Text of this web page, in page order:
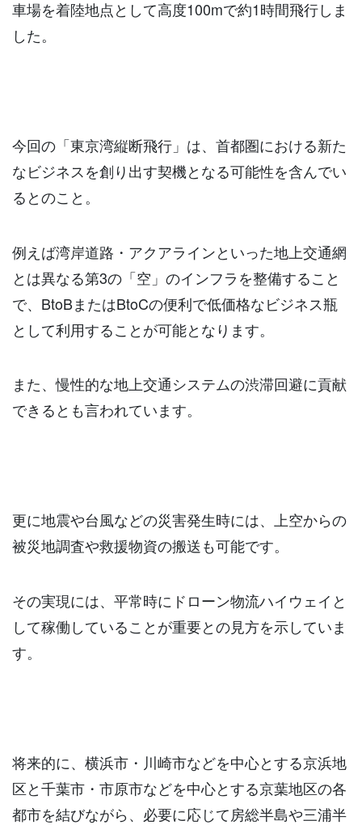
車場を着陸地点として高度100mで約1時間飛行しま
した。
今回の「東京湾縦断飛行」は、首都圏における新た
なビジネスを創り出す契機となる可能性を含んでい
るとのこと。
例えば湾岸道路・アクアラインといった地上交通網
とは異なる第3の「空」のインフラを整備すること
で、BtoBまたはBtoCの便利で低価格なビジネス瓶
として利用することが可能となります。
また、慢性的な地上交通システムの渋滞回避に貢献
できるとも言われています。
更に地震や台風などの災害発生時には、上空からの
被災地調査や救援物資の搬送も可能です。
その実現には、平常時にドローン物流ハイウェイと
して稼働していることが重要との見方を示していま
す。
将来的に、横浜市・川崎市などを中心とする京浜地
区と千葉市・市原市などを中心とする京葉地区の各
都市を結びながら、必要に応じて房総半島や三浦半